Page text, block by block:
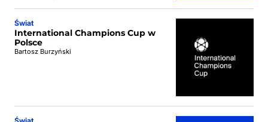
Świat
International Champions Cup w
Polsce
Bartosz Burzyński